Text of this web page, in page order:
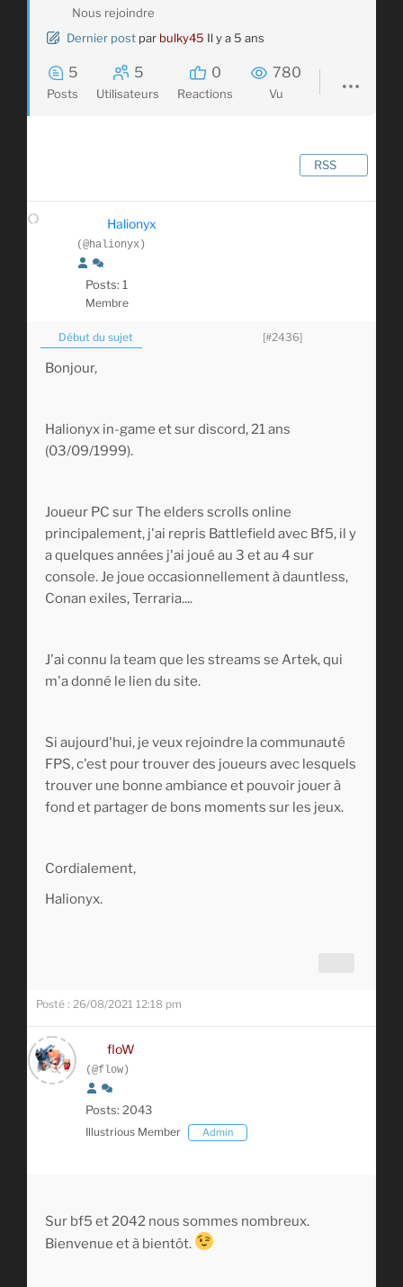
Nous rejoindre
Dernier post par bulky45 Il y a 5 ans
5
Posts
5
Utilisateurs
0
Reactions
780
Vu
RSS
Halionyx
(@halionyx)
Posts: 1
Membre
Début du sujet [#2436]
Bonjour,
Halionyx in-game et sur discord, 21 ans
(03/09/1999).
Joueur PC sur The elders scrolls online
principalement, j'ai repris Battlefield avec Bf5, il y
a quelques années j'ai joué au 3 et au 4 sur
console. Je joue occasionnellement à dauntless,
Conan exiles, Terraria....
J'ai connu la team que les streams se Artek, qui
m'a donné le lien du site.
Si aujourd'hui, je veux rejoindre la communauté
FPS, c'est pour trouver des joueurs avec lesquels
trouver une bonne ambiance et pouvoir jouer à
fond et partager de bons moments sur les jeux.
Cordialement,
Halionyx.
Posté : 26/08/2021 12:18 pm
floW
(@flow)
Posts: 2043
Illustrious Member Admin
Sur bf5 et 2042 nous sommes nombreux.
Bienvenue et à bientôt.